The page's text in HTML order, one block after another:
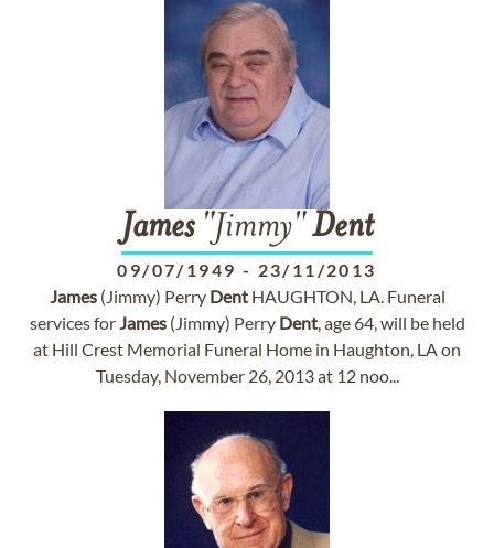
James"Jimmy"Dent
09/07/1949 - 23/11/2013
James(Jimmy) Perry DentHAUGHTON, LA. Funeral
services forJames(Jimmy) Perry Dent, age 64, will be held
at Hill Crest Memorial Funeral Home in Haughton, LA on
Tuesday, November 26, 2013 at 12 noo...